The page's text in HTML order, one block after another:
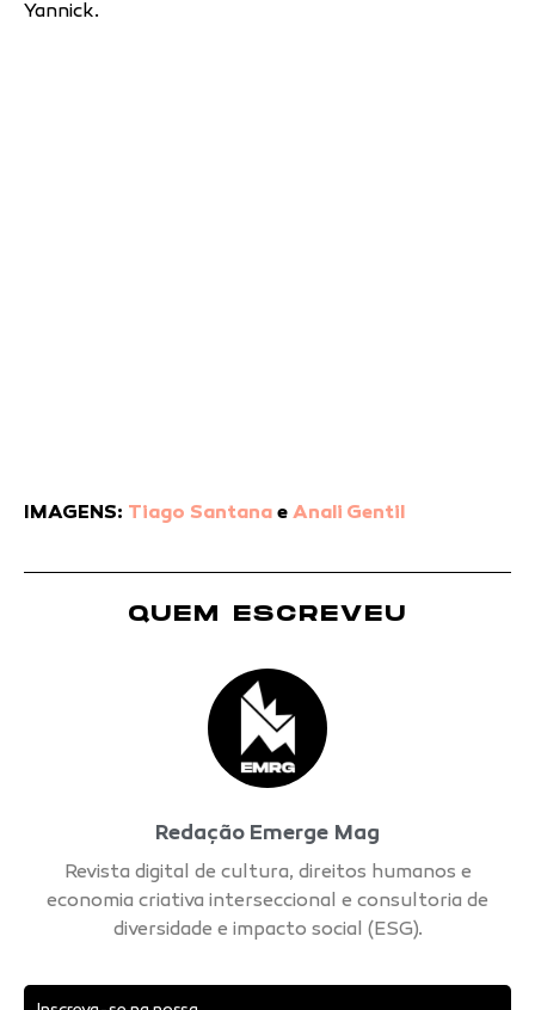
Yannick.
IMAGENS: Tiago Santana e Anali Gentil
QUEM ESCREVEU
Redação Emerge Mag
Revista digital de cultura, direitos humanos e
economia criativa interseccional e consultoria de
diversidade e impacto social (ESG).